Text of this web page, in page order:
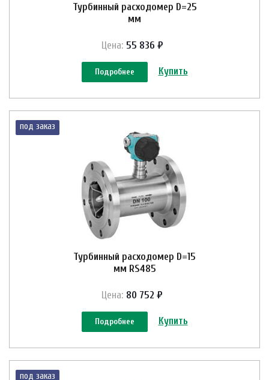
Турбинный расходомер D=25
мм
Цена: 55 836 ₽
Подробнее Купить
под заказ
Турбинный расходомер D=15
мм RS485
Цена: 80 752 ₽
Подробнее Купить
под заказ